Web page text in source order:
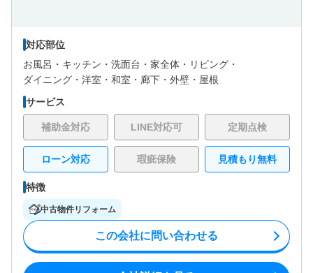
対応部位
お風呂・ キッチン・ 洗面台・ 家全体・ リビング・
ダイニング・ 洋室・ 和室・ 廊下・ 外壁・ 屋根
サービス
補助金対応 LINE対応可 定期点検
ローン対応 瑕疵保険 見積もり無料
特徴
中古物件リフォーム
この会社に問い合わせる